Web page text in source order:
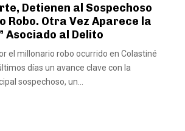
Detienen al Sospechoso
Robo. Otra Vez Aparece la
Asociado al Delito
el millonario robo ocurrido en Colastiné
días un avance clave con la
sospechoso, un...